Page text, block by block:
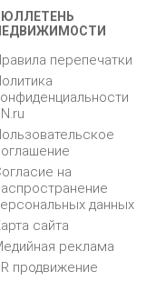
перепечатки
на
данных
сайта
реклама
продвижение